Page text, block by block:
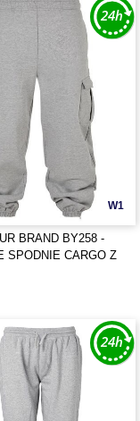
W1
BRAND BY258 -
SPODNIE CARGO Z